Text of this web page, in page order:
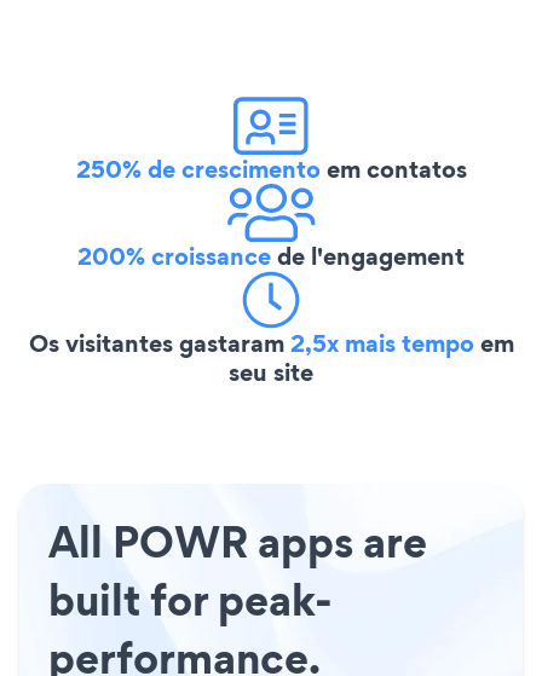
250% de crescimentoem contatos
200% croissancede l'engagement
Os visitantes gastaram2,5x mais tempoem
seu site
All POWR apps are
built for peak-
performance.